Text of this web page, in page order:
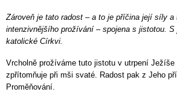
Zároveň je tato radost – a to je příčina její síly
intenzivnějšího prožívání – spojena s jistotou.
katolické Církvi.
Vrcholně prožíváme tuto jistotu v utrpení
zpřítomňuje při mši svaté. Radost pak z Jeho
Proměňování.